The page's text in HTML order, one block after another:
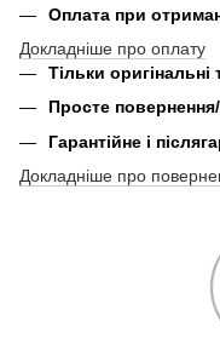
Оплата при
Докладніше про оплату
Тільки
Просте
Гарантійне і
Докладніше про